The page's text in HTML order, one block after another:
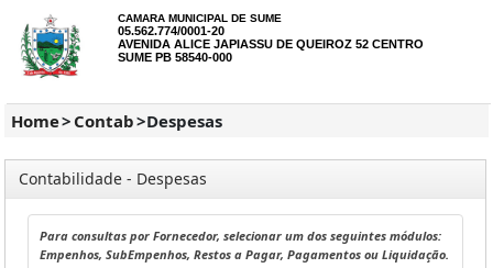
CAMARA MUNICIPAL DE SUME
05.562.774/0001-20
AVENIDA ALICE JAPIASSU DE QUEIROZ 52 CENTRO
SUME PB 58540-000
Home> Contab>Despesas
Contabilidade - Despesas
Para consultas por Fornecedor, selecionar um dos seguintes módulos:
Empenhos, SubEmpenhos, Restos a Pagar, Pagamentos ou Liquidação.